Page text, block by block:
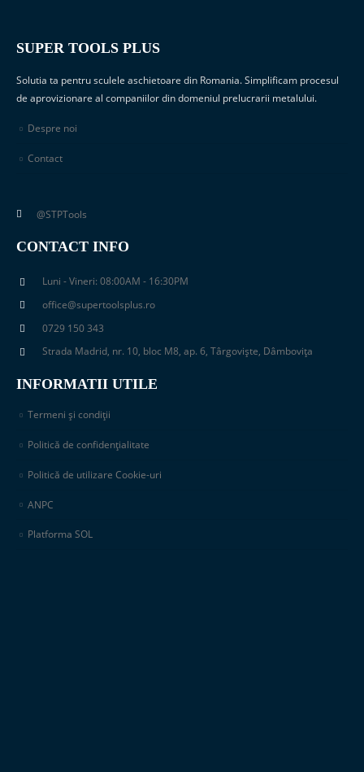
SUPER TOOLS PLUS
Solutia ta pentru sculele aschietoare din Romania. Simplificam procesul
de aprovizionare al companiilor din domeniul prelucrarii metalului.
Despre noi
Contact
@STPTools
CONTACT INFO
Luni - Vineri: 08:00AM - 16:30PM
office@supertoolsplus.ro
0729 150 343
Strada Madrid, nr. 10, bloc M8, ap. 6, Târgoviște, Dâmbovița
INFORMATII UTILE
Termeni și condiții
Politică de confidențialitate
Politică de utilizare Cookie-uri
ANPC
Platforma SOL